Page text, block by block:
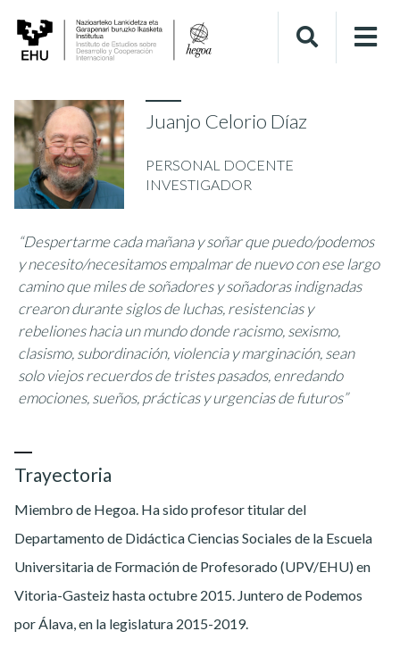
Juanjo Celorio Díaz
PERSONAL DOCENTE
INVESTIGADOR
“Despertarme cada mañana y soñar que puedo/podemos
y necesito/necesitamos empalmar de nuevo con ese largo
camino que miles de soñadores y soñadoras indignadas
crearon durante siglos de luchas, resistencias y
rebeliones hacia un mundo donde racismo, sexismo,
clasismo, subordinación, violencia y marginación, sean
solo viejos recuerdos de tristes pasados, enredando
emociones, sueños, prácticas y urgencias de futuros”
Trayectoria
Miembro de Hegoa. Ha sido profesor titular del
Departamento de Didáctica Ciencias Sociales de la Escuela
Universitaria de Formación de Profesorado (UPV/EHU) en
Vitoria-Gasteiz hasta octubre 2015. Juntero de Podemos
por Álava, en la legislatura 2015-2019.